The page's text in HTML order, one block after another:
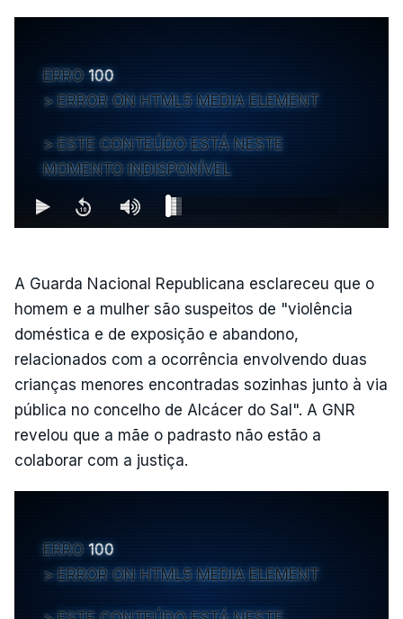
ERRO 100
ERROR ON HTML5 MEDIA ELEMENT
ESTE CONTEÚDO ESTÁ NESTE
MOMENTO INDISPONÍVEL
A Guarda Nacional Republicana esclareceu que o
homem e a mulher são suspeitos de "violência
doméstica e de exposição e abandono,
relacionados com a ocorrência envolvendo duas
crianças menores encontradas sozinhas junto à via
pública no concelho de Alcácer do Sal". A GNR
revelou que a mãe o padrasto não estão a
colaborar com a justiça.
ERRO 100
ERROR ON HTML5 MEDIA ELEMENT